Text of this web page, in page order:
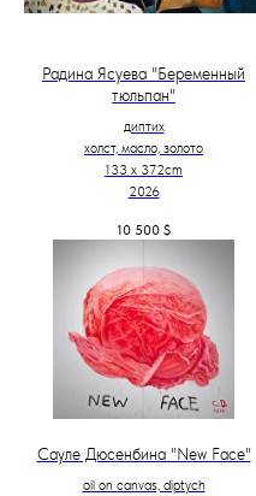
Радина Ясуева "Беременный
тюльпан"
диптих
холст, масло, золото
133 х 372cm
2026
10 500 $
Сауле Дюсенбина "New Face"
oil on canvas, diptych